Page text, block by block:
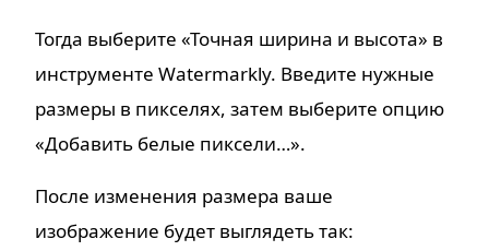
Тогда выберите «Точная ширина и высота» в
инструменте Watermarkly. Введите нужные
размеры в пикселях, затем выберите опцию
«Добавить белые пиксели…».
После изменения размера ваше
изображение будет выглядеть так: